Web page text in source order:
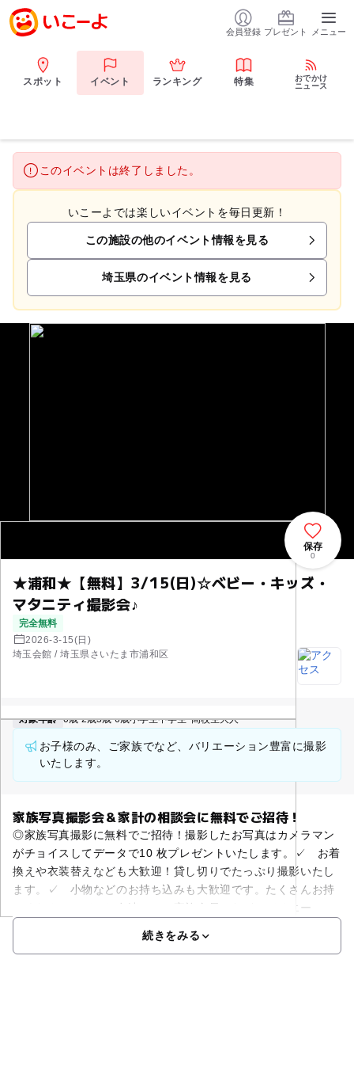
会員登録 プレゼント メニュー
スポット イベント ランキング 特集
おでかけ
ニュース
このイベントは終了しました。
いこーよでは楽しいイベントを毎日更新！
この施設の他のイベント情報を見る
埼玉県のイベント情報を見る
★浦和★【無料】3/15(日)☆ベビー・キッズ・
マタニティ撮影会♪
完全無料
2026-3-15(日)
埼玉会館 / 埼玉県さいたま市浦和区
保存
0
対象年齢 0歳-2歳3歳-6歳小学生中学生･高校生大人
お子様のみ、ご家族でなど、バリエーション豊富に撮影
いたします。
家族写真撮影会＆家計の相談会に無料でご招待！
◎家族写真撮影に無料でご招待！撮影したお写真はカメラマン
がチョイスしてデータで10 枚プレゼントいたします。✓ お着
換えや衣装替えなども大歓迎！貸し切りでたっぷり撮影いたし
ます。✓ 小物などのお持ち込みも大歓迎です。たくさんお持
ちください。✓ お友達と、ご家族全員でなど、バリエー
続きをみる